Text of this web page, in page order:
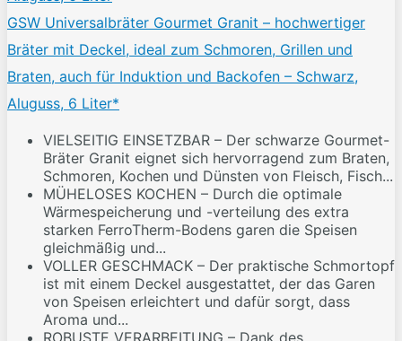
GSW Universalbräter Gourmet Granit – hochwertiger
Bräter mit Deckel, ideal zum Schmoren, Grillen und
Braten, auch für Induktion und Backofen – Schwarz,
Aluguss, 6 Liter*
VIELSEITIG EINSETZBAR – Der schwarze Gourmet-
Bräter Granit eignet sich hervorragend zum Braten,
Schmoren, Kochen und Dünsten von Fleisch, Fisch...
MÜHELOSES KOCHEN – Durch die optimale
Wärmespeicherung und -verteilung des extra
starken FerroTherm-Bodens garen die Speisen
gleichmäßig und...
VOLLER GESCHMACK – Der praktische Schmortopf
ist mit einem Deckel ausgestattet, der das Garen
von Speisen erleichtert und dafür sorgt, dass
Aroma und...